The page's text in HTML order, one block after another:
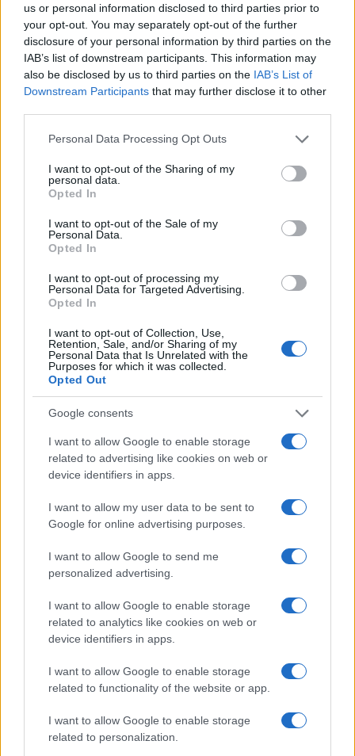
us or personal information disclosed to third parties prior to
your opt-out. You may separately opt-out of the further
disclosure of your personal information by third parties on the
IAB’s list of downstream participants. This information may
also be disclosed by us to third parties on the IAB’s List of
Downstream Participants that may further disclose it to other
Please note that this website/app uses one or more Google
not limited to your visit or usage behaviour. You may click to
grant or deny consent to Google and its third-party tags to
use your data for below specified purposes in below Google
consent section.
Personal Data Processing Opt Outs
I want to opt-out of the Sharing of my
personal data.
Opted In
I want to opt-out of the Sale of my
Personal Data.
Opted In
I want to opt-out of processing my
Personal Data for Targeted Advertising.
Opted In
I want to opt-out of Collection, Use,
Retention, Sale, and/or Sharing of my
Personal Data that Is Unrelated with the
Purposes for which it was collected.
Opted Out
Google consents
I want to allow Google to enable storage
related to advertising like cookies on web or
device identifiers in apps.
I want to allow my user data to be sent to
Google for online advertising purposes.
I want to allow Google to send me
personalized advertising.
I want to allow Google to enable storage
related to analytics like cookies on web or
device identifiers in apps.
I want to allow Google to enable storage
related to functionality of the website or app.
I want to allow Google to enable storage
related to personalization.
AUTORE
Staff
Continua a leggere
Costruire carriere con fondi UE: competenze digitali,
green e deep tech
Andrea Innocenti · 5 Ago 2026